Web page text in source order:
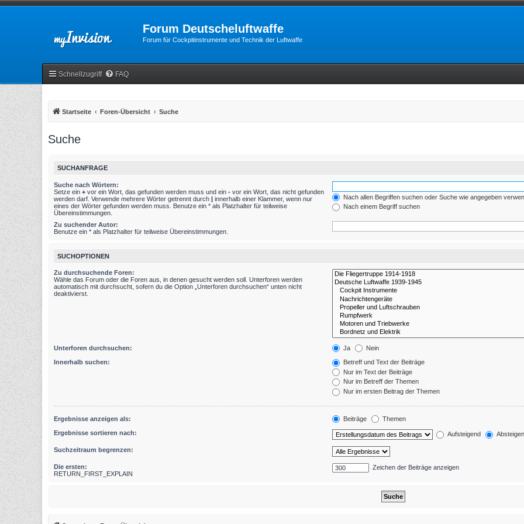
Forum Deutscheluftwaffe
Forum für Cockpitinstrumente und Technik der Luftwaffe
Schnellzugriff FAQ
Startseite Foren-Übersicht Suche
Suche
SUCHANFRAGE
Suche nach Wörtern:
Setze ein + vor ein Wort, das gefunden werden muss und ein - vor ein Wort, das nicht gefunden
werden darf. Verwende mehrere Wörter getrennt durch | innerhalb einer Klammer, wenn nur
eines der Wörter gefunden werden muss. Benutze ein * als Platzhalter für teilweise
Übereinstimmungen.
Nach allen Begriffen suchen oder Suche wie angegeben
Nach einem Begriff suchen
Zu suchender Autor:
Benutze ein * als Platzhalter für teilweise Übereinstimmungen.
SUCHOPTIONEN
Zu durchsuchende Foren:
Wähle das Forum oder die Foren aus, in denen gesucht werden soll. Unterforen werden
automatisch mit durchsucht, sofern du die Option „Unterforen durchsuchen“ unten nicht
deaktivierst.
Unterforen durchsuchen: Ja Nein
Innerhalb suchen:
Betreff und Text der Beiträge
Nur im Text der Beiträge
Nur im Betreff der Themen
Nur im ersten Beitrag der Themen
Ergebnisse anzeigen als: Beiträge Themen
Ergebnisse sortieren nach: Aufsteigend
Suchzeitraum begrenzen:
Die ersten:
RETURN_FIRST_EXPLAIN
Zeichen der Beiträge anzeigen